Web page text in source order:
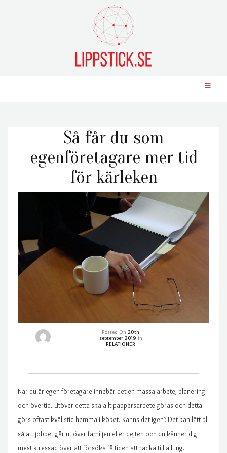
Så får du som
egenföretagare mer tid
för kärleken
Posted On20th
september 2019 in
RELATIONER
När du är egen företagare innebär det en massa arbete, planering
och övertid. Utöver detta ska allt pappersarbete göras och detta
görs oftast kvällstid hemma i köket. Känns det igen? Det kan lätt bli
så att jobbet går ut över familjen eller dejten och du känner dig
mest stressad över att försöka få tiden att räcka till allting.